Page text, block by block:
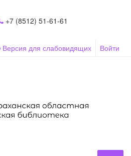
+7 (8512) 51-61-61
Версия для слабовидящих Войти